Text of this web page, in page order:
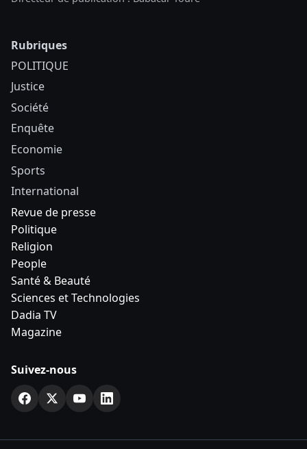
Rubriques
POLITIQUE
Justice
Société
Enquête
Economie
Sports
International
Revue de presse
Politique
Religion
People
Santé & Beauté
Sciences et Technologies
Dadia TV
Magazine
Suivez-nous